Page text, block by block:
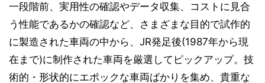
一段階前、実用性の確認やデータ収集、コストに見合
う性能であるかの確認など、さまざまな目的で試作的
に製造された車両の中から、JR発足後(1987年から現
在まで)に制作された車両を厳選してピックアップ。技
術的・形状的にエポックな車両ばかりを集め、貴重な